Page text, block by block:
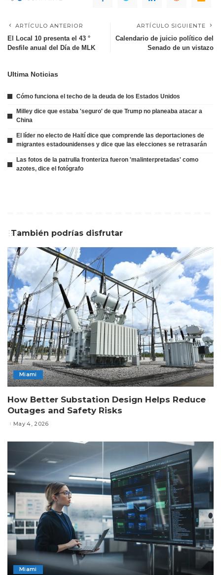
ARTÍCULO ANTERIOR
El Local 10 presenta el 43 °
Desfile anual del Día de MLK
ARTÍCULO SIGUIENTE
Calendario de juicio político del
Senado de un vistazo
Ultima Noticias
Cómo funciona el techo de la deuda de los Estados Unidos
Milley dice que estaba 'seguro' de que Trump no planeaba atacar a
China
El líder no electo de Haití dice que comprende las deportaciones de
migrantes estadounidenses y dice que las elecciones se retrasarán
Las fotos de la patrulla fronteriza fueron 'malinterpretadas' como
azotes, dice el fotógrafo
También podrías disfrutar
Miami
How Better Substation Design Helps Reduce
Outages and Safety Risks
May 4, 2026
Miami